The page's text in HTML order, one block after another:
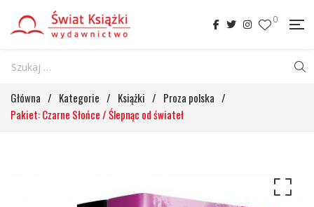
0
Główna / Kategorie / Książki / Proza polska /
Pakiet: Czarne Słońce / Ślepnąc od świateł